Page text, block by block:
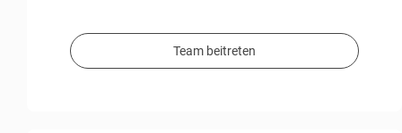
Team beitreten